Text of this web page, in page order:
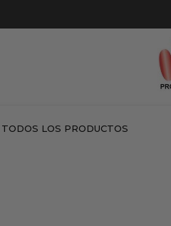
TODOS LOS PRODUCTOS